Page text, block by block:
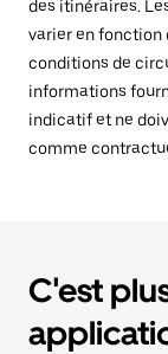
des itinéraires.
varier en fonction
conditions de
informations
indicatif et ne
comme
C'est